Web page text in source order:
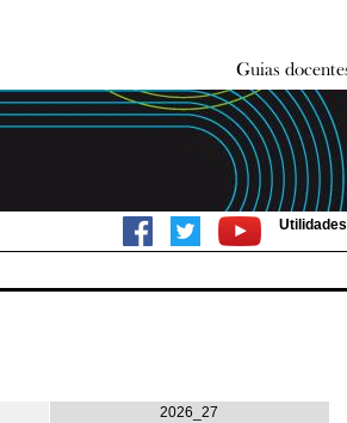
Utilidades
2026_27